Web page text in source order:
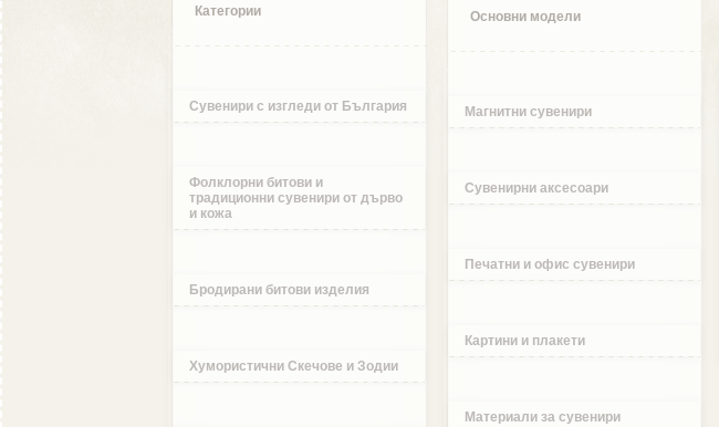
Категории
Сувенири с изгледи от България
Фолклорни битови и
традиционни сувенири от дърво
и кожа
Бродирани битови изделия
Хумористични Скечове и Зодии
Основни модели
Магнитни сувенири
Сувенирни аксесоари
Печатни и офис сувенири
Картини и плакети
Материали за сувенири